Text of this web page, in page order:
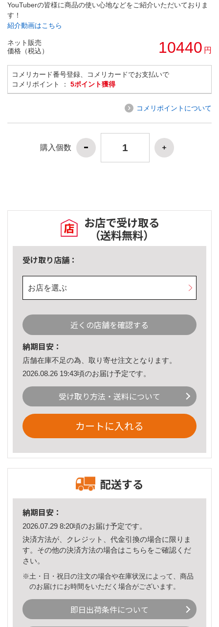
YouTuberの皆様に商品の使い心地などをご紹介いただいておりま
す！
紹介動画はこちら
ネット販売
価格（税込）
10440 円
コメリカード番号登録、コメリカードでお支払いで
コメリポイント ： 5ポイント獲得
コメリポイントについて
購入個数
お店で受け取る
（送料無料）
受け取り店舗：
お店を選ぶ
近くの店舗を確認する
納期目安：
店舗在庫不足の為、取り寄せ注文となります。
2026.08.26 19:43頃のお届け予定です。
受け取り方法・送料について
カートに入れる
配送する
納期目安：
2026.07.29 8:20頃のお届け予定です。
決済方法が、クレジット、代金引換の場合に限りま
す。その他の決済方法の場合はこちら をご確認くだ
さい。
※土・日・祝日の注文の場合や在庫状況によって、商品
のお届けにお時間をいただく場合がございます。
即日出荷条件について